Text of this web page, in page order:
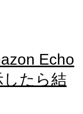
Echo
たら結